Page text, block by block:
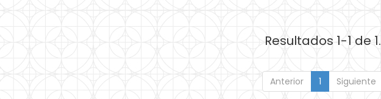
Resultados 1-1 de 1.
Anterior 1 Siguiente